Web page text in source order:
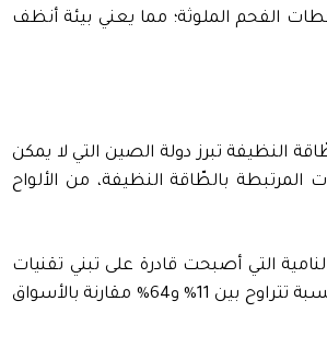
الفحم الملوثة؛ مما يعني بيئة أنظف
النظيفة تبرز دولة الصين التي لا يمكن
المرتبطة بالطّاقة النظيفة، من الألواح
التي أصبحت قادرة على تبني تقنيات
الطّاقة النظيفة بتكلفة أقل. وبفضل تفوقها الصناعي تستطيع الصين إنتاج ميجاواط/ساعة من الكهرباء باستخدام تقنيات الطّاقة الرئيسة بتكلفة أقل بنسبة تتراوح بين 11% و64% مقارنة بالأسواق